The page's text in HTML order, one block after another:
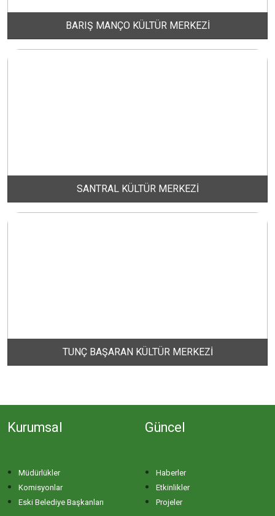
DUTLİMAN MAHALLESİ
HAYDAR ÇAVUŞ MAHALLESİ
İHSANİYE MAHALLESİ
KİRAZLI MAHALLESİ
BARIŞ MANÇO KÜLTÜR MERKEZİ
SANTRAL KÜLTÜR MERKEZİ
TUNÇ BAŞARAN KÜLTÜR MERKEZİ
Kurumsal
Müdürlükler
Komisyonlar
Eski Belediye Başkanları
Güncel
Haberler
Etkinlikler
Projeler